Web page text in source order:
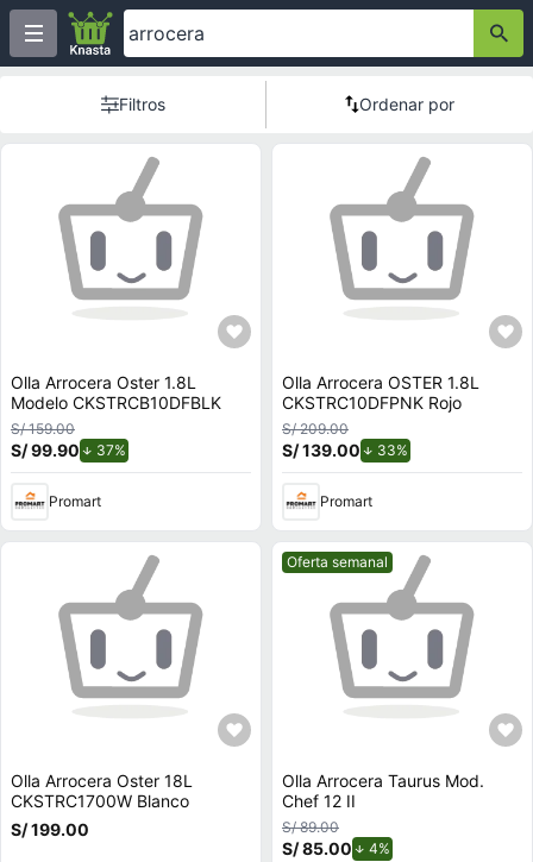
Filtros Ordenar por
Olla Arrocera Oster 1.8L
Modelo CKSTRCB10DFBLK
S/ 159.00
S/ 99.90 37%
Promart
Olla Arrocera OSTER 1.8L
CKSTRC10DFPNK Rojo
S/ 209.00
S/ 139.00 33%
Promart
Olla Arrocera Oster 18L
CKSTRC1700W Blanco
S/ 199.00
Mejor precio.
Oferta semanal
Olla Arrocera Taurus Mod.
Chef 12 II
S/ 89.00
S/ 85.00 4%